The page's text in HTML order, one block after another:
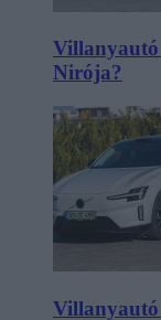
Villanyautó
Nirója?
Villanyautó